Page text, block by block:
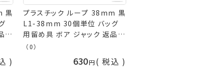
黒
交
プラスチック ループ 38mm 黒
L1-38mm 30個単位 バッグ
用留め具 ボア ジャック 返品交
換不可 手芸の山久
（0）
630 税込